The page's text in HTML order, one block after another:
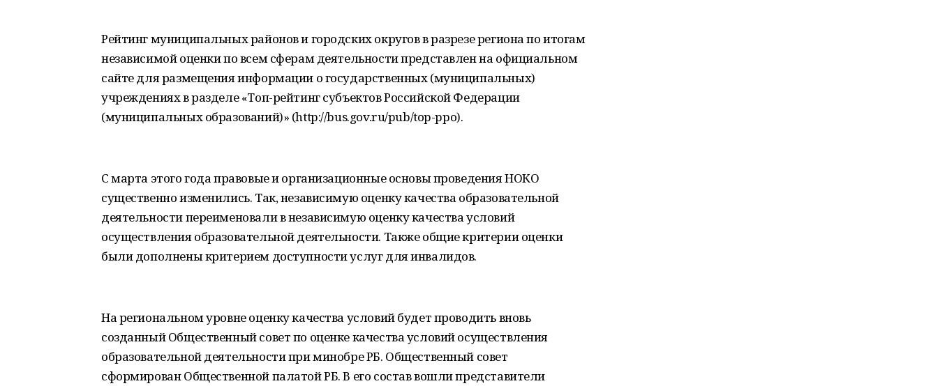
Рейтинг муниципальных районов и городских округов в разрезе региона по итогам
независимой оценки по всем сферам деятельности представлен на официальном
сайте для размещения информации о государственных (муниципальных)
учреждениях в разделе «Топ-рейтинг субъектов Российской Федерации
(муниципальных образований)» (http://bus.gov.ru/pub/top-ppo).
С марта этого года правовые и организационные основы проведения НОКО
существенно изменились. Так, независимую оценку качества образовательной
деятельности переименовали в независимую оценку качества условий
осуществления образовательной деятельности. Также общие критерии оценки
были дополнены критерием доступности услуг для инвалидов.
На региональном уровне оценку качества условий будет проводить вновь
созданный Общественный совет по оценке качества условий осуществления
образовательной деятельности при минобре РБ. Общественный совет
сформирован Общественной палатой РБ. В его состав вошли представители